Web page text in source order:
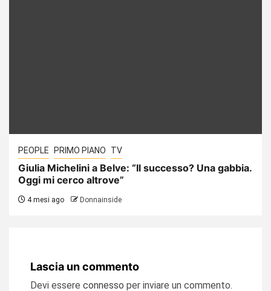
PEOPLE PRIMO PIANO TV
Giulia Michelini a Belve: “Il successo? Una gabbia.
Oggi mi cerco altrove”
4 mesi ago Donnainside
Lascia un commento
Devi essere connesso per inviare un commento.